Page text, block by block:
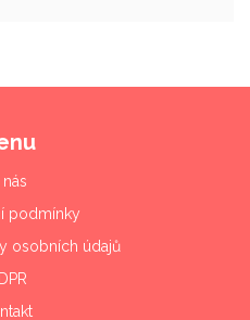
nás
podmínky
osobních údajů